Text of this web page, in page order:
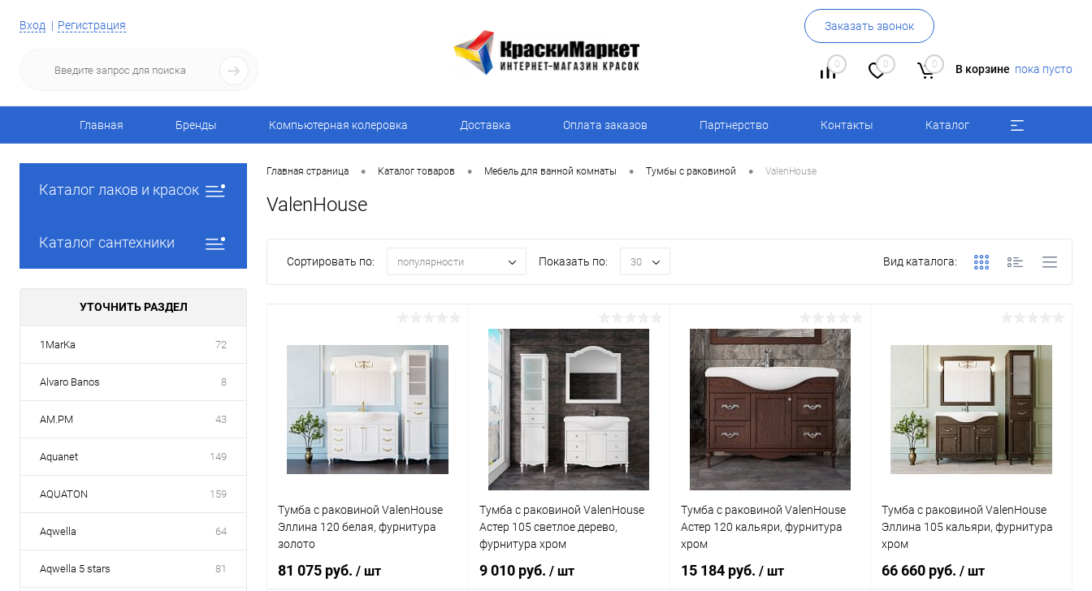
Вход Регистрация Заказать звонок
0 0 0 В корзине пока пусто
Главная Бренды Компьютерная колеровка Доставка Оплата заказов Партнерство Контакты Каталог
Каталог лаков и красок
Каталог сантехники
УТОЧНИТЬ РАЗДЕЛ
1MarKa 72
Alvaro Banos 8
AM.PM 43
Aquanet 149
AQUATON 159
Aqwella 64
Aqwella 5 stars 81
Главная страница • Каталог товаров • Мебель для ванной комнаты • Тумбы с раковиной • ValenHouse
ValenHouse
Сортировать по: популярности Показать по: 30 Вид каталога:
Тумба с раковиной ValenHouse
Эллина 120 белая, фурнитура
золото
81 075 руб. / шт
Тумба с раковиной ValenHouse
Астер 105 светлое дерево,
фурнитура хром
9 010 руб. / шт
Тумба с раковиной ValenHouse
Астер 120 кальяри, фурнитура
хром
15 184 руб. / шт
Тумба с раковиной ValenHouse
Эллина 105 кальяри, фурнитура
хром
66 660 руб./ шт